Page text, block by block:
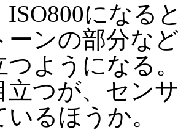
になる
ーンの部分な
つようになる
立つが、セン
いるほうか。